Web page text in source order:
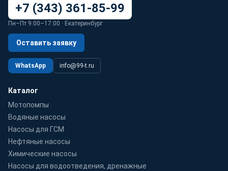
+7 (343) 361-85-99
Пн–Пт 9:00–17:00 · Екатеринбург
Оставить заявку
WhatsApp info@99-t.ru
Каталог
Мотопомпы
Водяные насосы
Насосы для ГСМ
Нефтяные насосы
Химические насосы
Насосы для водоотведения, дренажные